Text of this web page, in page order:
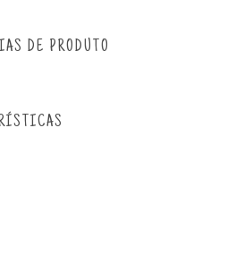
DE PRODUTO